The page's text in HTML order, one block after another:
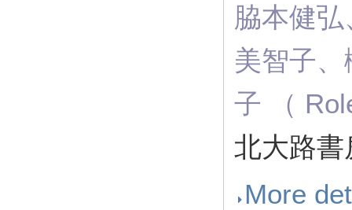
脇本健
美智子
子 （
北大路
More